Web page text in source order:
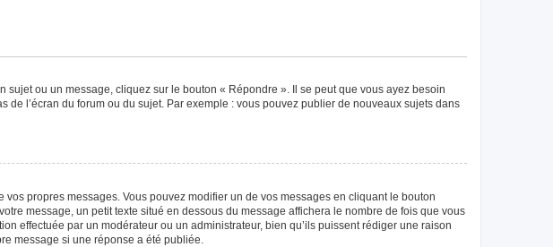
ou un message, cliquez sur le bouton « Répondre ». Il se peut que vous ayez besoin
l’écran du forum ou du sujet. Par exemple : vous pouvez publier de nouveaux sujets dans
propres messages. Vous pouvez modifier un de vos messages en cliquant le bouton
message, un petit texte situé en dessous du message affichera le nombre de fois que vous
effectuée par un modérateur ou un administrateur, bien qu’ils puissent rédiger une raison
message si une réponse a été publiée.